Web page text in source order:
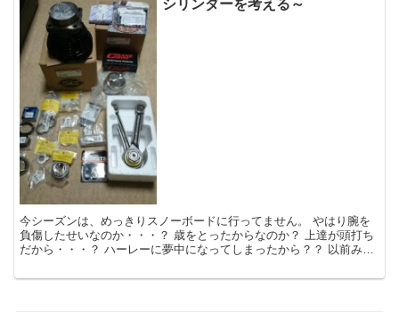
シリンダーを考える～
今シーズンは、めっきりスノーボードに行ってません。 やはり腕を
負傷したせいなのか・・・？ 歳をとったからなのか？ 上達が頭打ち
だから・・・？ ハーレーに夢中になってしまったから？？ 以前みた